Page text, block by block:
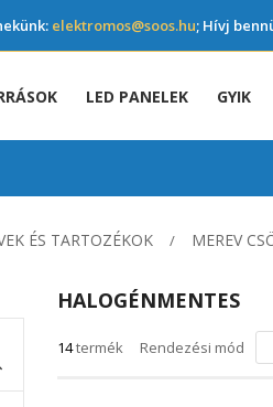
elektromos@soos.hu; Hívj
LED PANELEK GYIK
ÉS TARTOZÉKOK MEREV
HALOGÉNMENTES
14termék Rendezési mód